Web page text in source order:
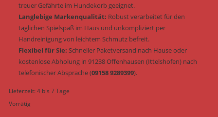
treuer Gefährte im Hundekorb geeignet.
Langlebige Markenqualität: Robust verarbeitet für den
täglichen Spielspaß im Haus und unkompliziert per
Handreinigung von leichtem Schmutz befreit.
Flexibel für Sie: Schneller Paketversand nach Hause oder
kostenlose Abholung in 91238 Offenhausen (Ittelshofen) nach
telefonischer Absprache (09158 9289399).
Lieferzeit:4 bis 7 Tage
Vorrätig